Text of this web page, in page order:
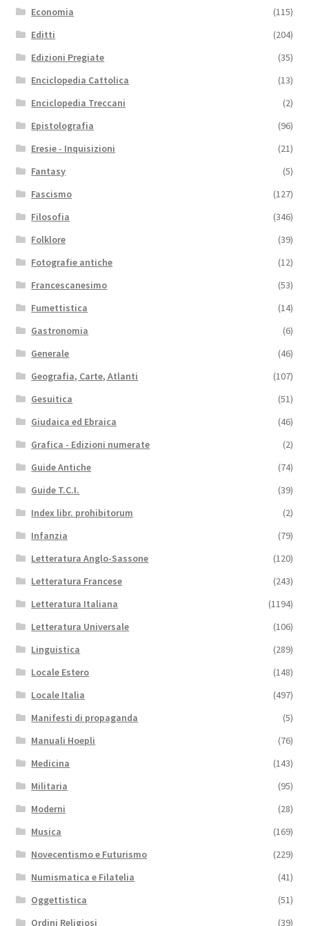
Economia
(115)
Editti
(204)
Edizioni Pregiate
(35)
Enciclopedia Cattolica
(13)
Enciclopedia Treccani
(2)
Epistolografia
(96)
Eresie - Inquisizioni
(21)
Fantasy
(5)
Fascismo
(127)
Filosofia
(346)
Folklore
(39)
Fotografie antiche
(12)
Francescanesimo
(53)
Fumettistica
(14)
Gastronomia
(6)
Generale
(46)
Geografia, Carte, Atlanti
(107)
Gesuitica
(51)
Giudaica ed Ebraica
(46)
Grafica - Edizioni numerate
(2)
Guide Antiche
(74)
Guide T.C.I.
(39)
Index libr. prohibitorum
(2)
Infanzia
(79)
Letteratura Anglo-Sassone
(120)
Letteratura Francese
(243)
Letteratura Italiana
(1194)
Letteratura Universale
(106)
Linguistica
(289)
Locale Estero
(148)
Locale Italia
(497)
Manifesti di propaganda
(5)
Manuali Hoepli
(76)
Medicina
(143)
Militaria
(95)
Moderni
(28)
Musica
(169)
Novecentismo e Futurismo
(229)
Numismatica e Filatelia
(41)
Oggettistica
(51)
Ordini Religiosi
(39)